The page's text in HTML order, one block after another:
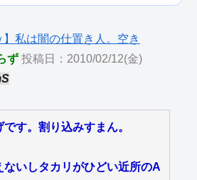
ず 投稿日：2010/02/12(金)
す。割り込みすまん。
ないしタカリがひどい近所のA